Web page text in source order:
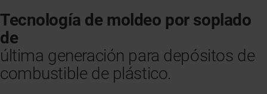
Tecnología de moldeo por soplado
de
última generación para depósitos de
combustible de plástico.